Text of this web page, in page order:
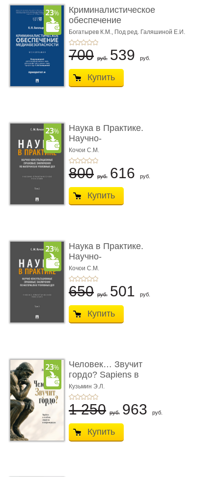
Криминалистическое
обеспечение
медиабезопас� ...
Богатырев К.М., Под ред. Галяшиной Е.И.
700 руб. 539 руб.
Купить
Наука в Практике.
Научно-
консультационные (пра
...
Кочои С.М.
800 руб. 616 руб.
Купить
Наука в Практике.
Научно-
консультационные (пра
...
Кочои С.М.
650 руб. 501 руб.
Купить
Человек… Звучит
гордо? Sapiens в
тенётах социума � ...
Кузьмин Э.Л.
1 250 руб. 963 руб.
Купить